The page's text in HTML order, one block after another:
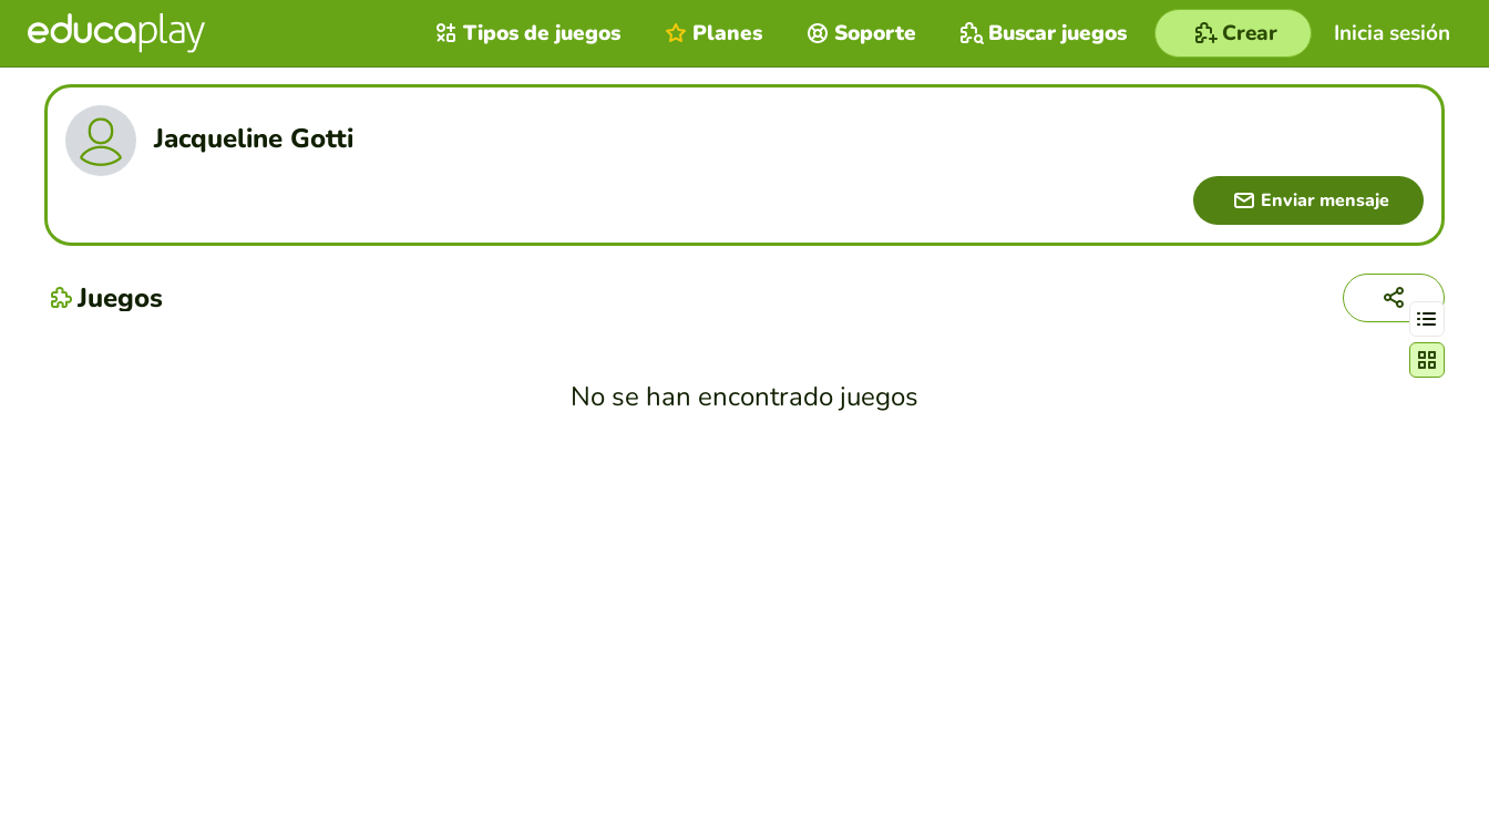
Inicia sesión
Tipos de juegos Planes Soporte Buscar juegos Crear
Jacqueline Gotti
Enviar mensaje
Juegos Cambiar
No se han encontrado juegos